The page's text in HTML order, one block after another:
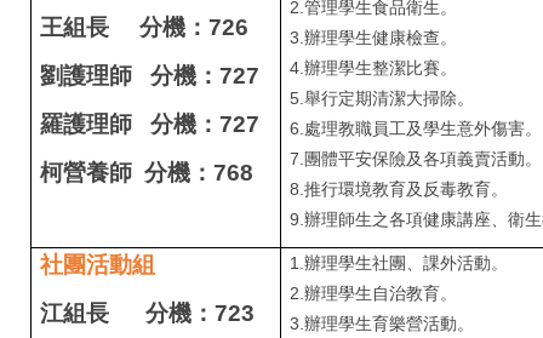
王組長 分機：726
劉護理師 分機：727
羅護理師 分機：727
柯營養師 分機：768
2.管理學生食品衛生。
3.辦理學生健康檢查。
4.辦理學生整潔比賽。
5.舉行定期清潔大掃除。
6.處理教職員工及學生意外傷害。
7.團體平安保險及各項義賣活動。
8.推行環境教育及反毒教育。
9.辦理師生之各項健康講座、衛
社團活動組
江組長 分機：723
1. 辦理學生社團、課外活動。
2.辦理學生自治教育。
3.辦理學生育樂營活動。